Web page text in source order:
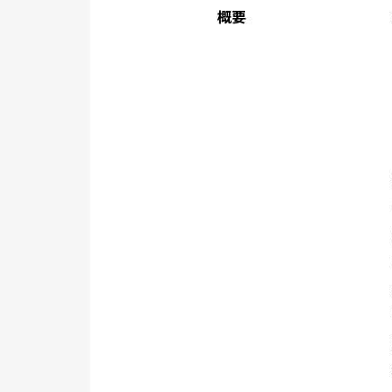
概要